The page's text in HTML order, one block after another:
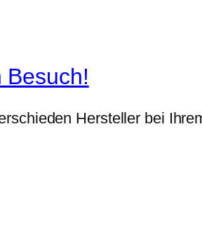
Hersteller bei